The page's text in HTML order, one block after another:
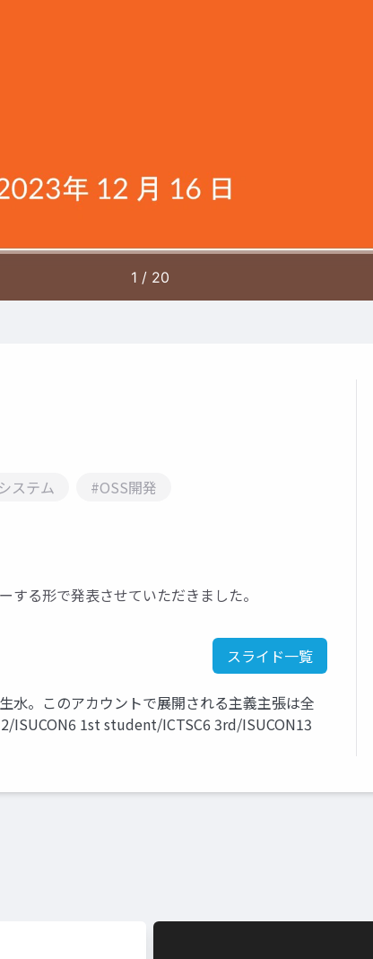
ステム #OSS開発
る形で発表させていただきました。
スライド一覧
水。このアカウントで展開される主義主張は全
ISUCON6 1st student/ICTSC6 3rd/ISUCON13